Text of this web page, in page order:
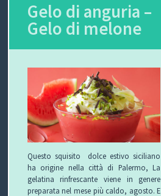
Gelo di anguria –
Gelo di melone
Questo squisito dolce estivo siciliano
ha origine nella città di Palermo, La
gelatina rinfrescante viene in genere
preparata nel mese più caldo, agosto. E